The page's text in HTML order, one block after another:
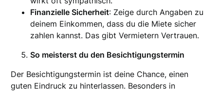
Finanzielle Sicherheit: Zeige durch Angaben zu
deinem Einkommen, dass du die Miete sicher
zahlen kannst. Das gibt Vermietern Vertrauen.
So meisterst du den Besichtigungstermin
Der Besichtigungstermin ist deine Chance, einen
guten Eindruck zu hinterlassen. Besonders in